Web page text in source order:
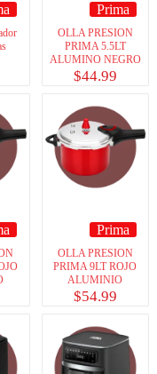
Prima
OLLA PRESION
PRIMA 5.5LT
ALUMINO NEGRO
$44.99
Prima
OLLA PRESION
PRIMA 9LT ROJO
ALUMINIO
$54.99